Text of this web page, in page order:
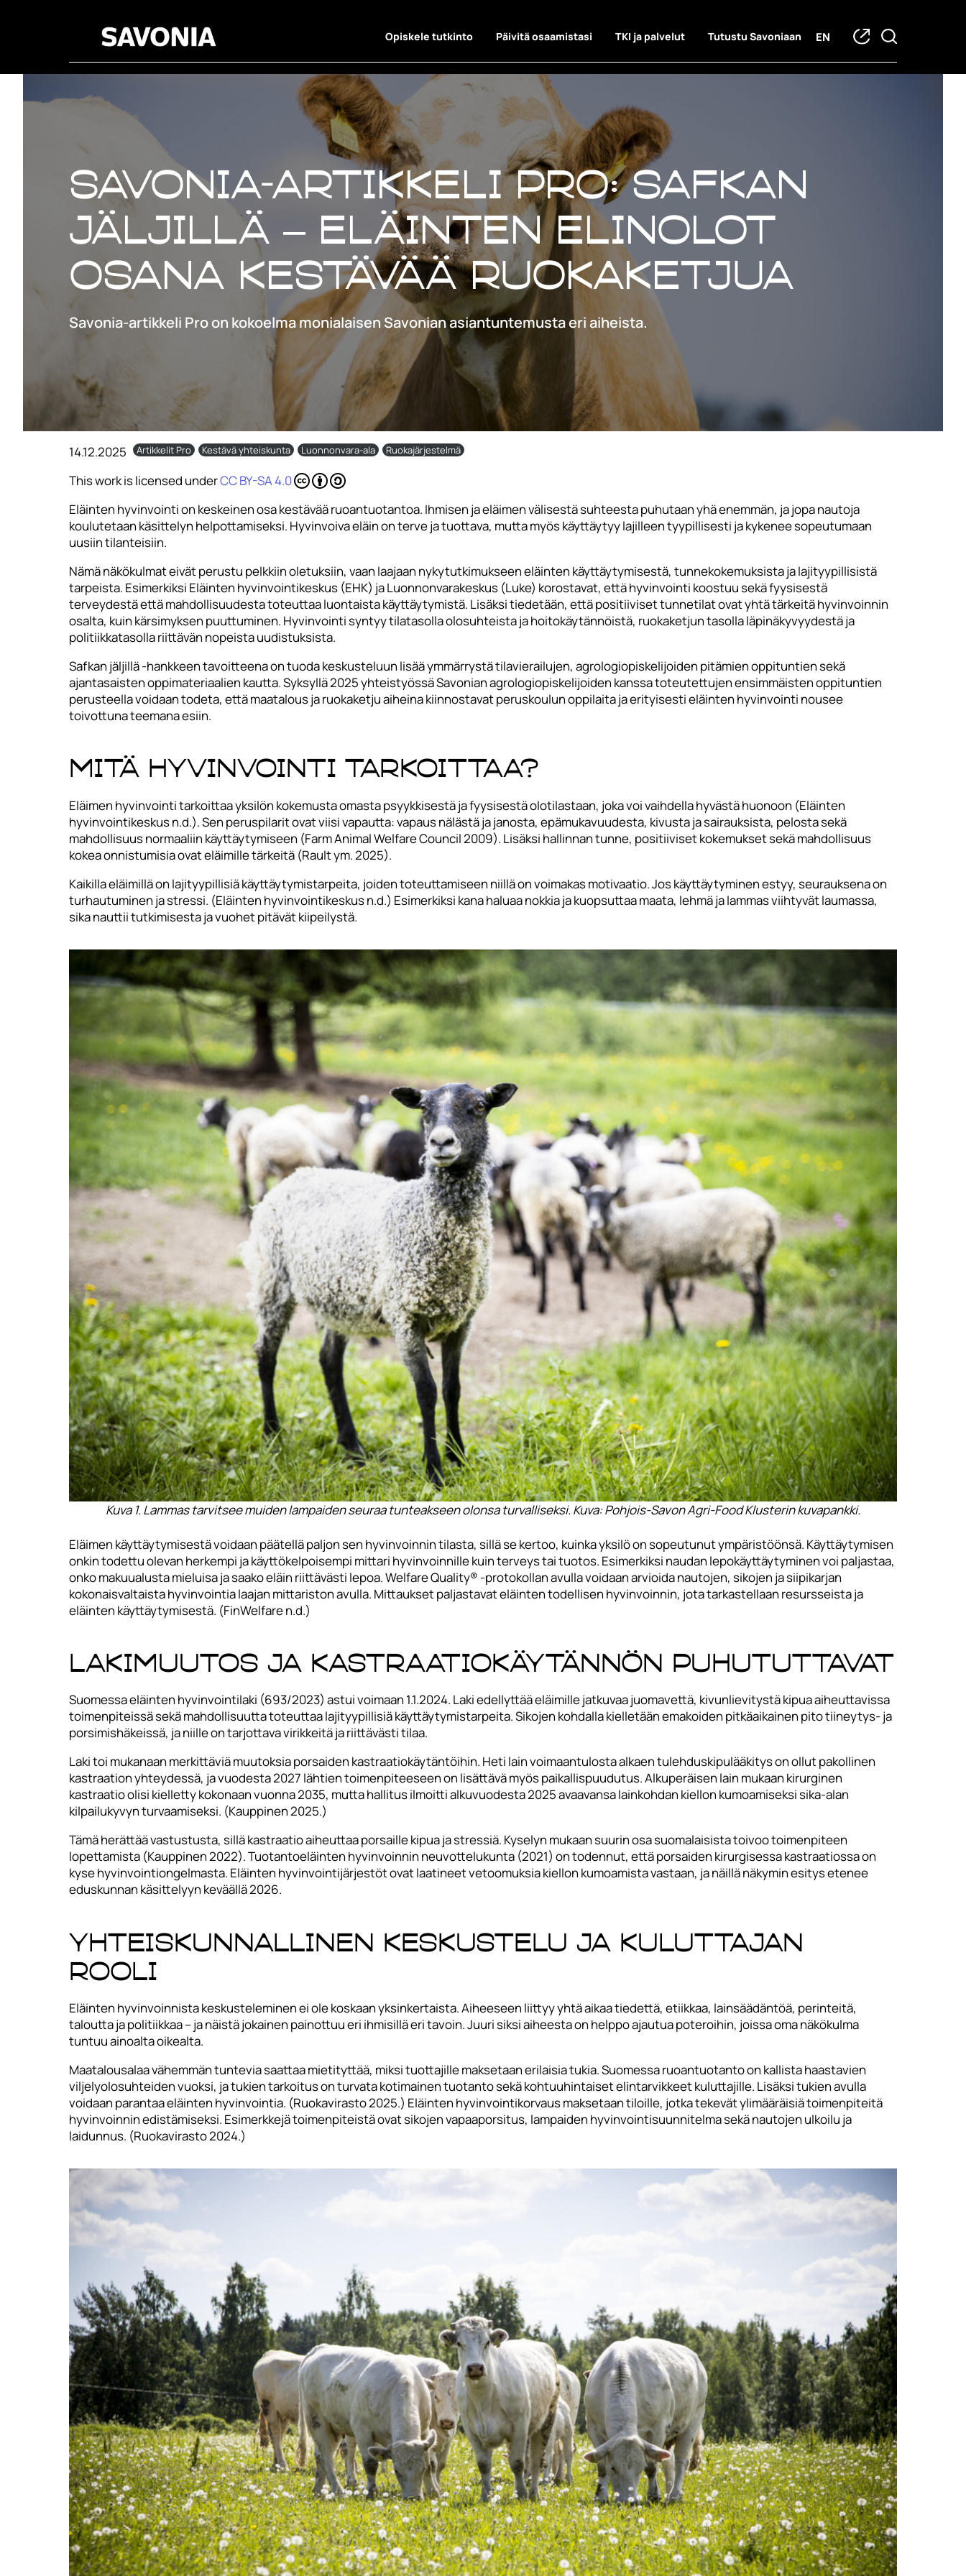
Opiskele tutkinto Päivitä osaamistasi TKI ja palvelut Tutustu Savoniaan EN
Savonia-artikkeli Pro: Safkan
jäljillä – Eläinten elinolot
osana kestävää ruokaketjua
Savonia-artikkeli Pro on kokoelma monialaisen Savonian asiantuntemusta eri aiheista.
14.12.2025 Artikkelit Pro Kestävä yhteiskunta Luonnonvara-ala Ruokajärjestelmä
This work is licensed underCC BY-SA 4.0
Eläinten hyvinvointi on keskeinen osa kestävää ruoantuotantoa. Ihmisen ja eläimen välisestä suhteesta puhutaan yhä enemmän, ja jopa nautoja
koulutetaan käsittelyn helpottamiseksi. Hyvinvoiva eläin on terve ja tuottava, mutta myös käyttäytyy lajilleen tyypillisesti ja kykenee sopeutumaan
uusiin tilanteisiin.
Nämä näkökulmat eivät perustu pelkkiin oletuksiin, vaan laajaan nykytutkimukseen eläinten käyttäytymisestä, tunnekokemuksista ja lajityypillisistä
tarpeista. Esimerkiksi Eläinten hyvinvointikeskus (EHK) ja Luonnonvarakeskus (Luke) korostavat, että hyvinvointi koostuu sekä fyysisestä
terveydestä että mahdollisuudesta toteuttaa luontaista käyttäytymistä. Lisäksi tiedetään, että positiiviset tunnetilat ovat yhtä tärkeitä hyvinvoinnin
osalta, kuin kärsimyksen puuttuminen. Hyvinvointi syntyy tilatasolla olosuhteista ja hoitokäytännöistä, ruokaketjun tasolla läpinäkyvyydestä ja
politiikkatasolla riittävän nopeista uudistuksista.
Safkan jäljillä -hankkeen tavoitteena on tuoda keskusteluun lisää ymmärrystä tilavierailujen, agrologiopiskelijoiden pitämien oppituntien sekä
ajantasaisten oppimateriaalien kautta. Syksyllä 2025 yhteistyössä Savonian agrologiopiskelijoiden kanssa toteutettujen ensimmäisten oppituntien
perusteella voidaan todeta, että maatalous ja ruokaketju aiheina kiinnostavat peruskoulun oppilaita ja erityisesti eläinten hyvinvointi nousee
toivottuna teemana esiin.
Mitä hyvinvointi tarkoittaa?
Eläimen hyvinvointi tarkoittaa yksilön kokemusta omasta psyykkisestä ja fyysisestä olotilastaan, joka voi vaihdella hyvästä huonoon (Eläinten
hyvinvointikeskus n.d.). Sen peruspilarit ovat viisi vapautta: vapaus nälästä ja janosta, epämukavuudesta, kivusta ja sairauksista, pelosta sekä
mahdollisuus normaaliin käyttäytymiseen (Farm Animal Welfare Council 2009). Lisäksi hallinnan tunne, positiiviset kokemukset sekä mahdollisuus
kokea onnistumisia ovat eläimille tärkeitä (Rault ym. 2025).
Kaikilla eläimillä on lajityypillisiä käyttäytymistarpeita, joiden toteuttamiseen niillä on voimakas motivaatio. Jos käyttäytyminen estyy, seurauksena on
turhautuminen ja stressi. (Eläinten hyvinvointikeskus n.d.) Esimerkiksi kana haluaa nokkia ja kuopsuttaa maata, lehmä ja lammas viihtyvät laumassa,
sika nauttii tutkimisesta ja vuohet pitävät kiipeilystä.
Kuva 1. Lammas tarvitsee muiden lampaiden seuraa tunteakseen olonsa turvalliseksi. Kuva: Pohjois-Savon Agri-Food Klusterin kuvapankki.
Eläimen käyttäytymisestä voidaan päätellä paljon sen hyvinvoinnin tilasta, sillä se kertoo, kuinka yksilö on sopeutunut ympäristöönsä. Käyttäytymisen
onkin todettu olevan herkempi ja käyttökelpoisempi mittari hyvinvoinnille kuin terveys tai tuotos. Esimerkiksi naudan lepokäyttäytyminen voi paljastaa,
onko makuualusta mieluisa ja saako eläin riittävästi lepoa. Welfare Quality® -protokollan avulla voidaan arvioida nautojen, sikojen ja siipikarjan
kokonaisvaltaista hyvinvointia laajan mittariston avulla. Mittaukset paljastavat eläinten todellisen hyvinvoinnin, jota tarkastellaan resursseista ja
eläinten käyttäytymisestä. (FinWelfare n.d.)
Lakimuutos ja kastraatiokäytännön puhututtavat
Suomessa eläinten hyvinvointilaki (693/2023) astui voimaan 1.1.2024. Laki edellyttää eläimille jatkuvaa juomavettä, kivunlievitystä kipua aiheuttavissa
toimenpiteissä sekä mahdollisuutta toteuttaa lajityypillisiä käyttäytymistarpeita. Sikojen kohdalla kielletään emakoiden pitkäaikainen pito tiineytys- ja
porsimishäkeissä, ja niille on tarjottava virikkeitä ja riittävästi tilaa.
Laki toi mukanaan merkittäviä muutoksia porsaiden kastraatiokäytäntöihin. Heti lain voimaantulosta alkaen tulehduskipulääkitys on ollut pakollinen
kastraation yhteydessä, ja vuodesta 2027 lähtien toimenpiteeseen on lisättävä myös paikallispuudutus. Alkuperäisen lain mukaan kirurginen
kastraatio olisi kielletty kokonaan vuonna 2035, mutta hallitus ilmoitti alkuvuodesta 2025 avaavansa lainkohdan kiellon kumoamiseksi sika-alan
kilpailukyvyn turvaamiseksi. (Kauppinen 2025.)
Tämä herättää vastustusta, sillä kastraatio aiheuttaa porsaille kipua ja stressiä. Kyselyn mukaan suurin osa suomalaisista toivoo toimenpiteen
lopettamista (Kauppinen 2022). Tuotantoeläinten hyvinvoinnin neuvottelukunta (2021) on todennut, että porsaiden kirurgisessa kastraatiossa on
kyse hyvinvointiongelmasta. Eläinten hyvinvointijärjestöt ovat laatineet vetoomuksia kiellon kumoamista vastaan, ja näillä näkymin esitys etenee
eduskunnan käsittelyyn keväällä 2026.
Yhteiskunnallinen keskustelu ja kuluttajan
rooli
Eläinten hyvinvoinnista keskusteleminen ei ole koskaan yksinkertaista. Aiheeseen liittyy yhtä aikaa tiedettä, etiikkaa, lainsäädäntöä, perinteitä,
taloutta ja politiikkaa – ja näistä jokainen painottuu eri ihmisillä eri tavoin. Juuri siksi aiheesta on helppo ajautua poteroihin, joissa oma näkökulma
tuntuu ainoalta oikealta.
Maatalousalaa vähemmän tuntevia saattaa mietityttää, miksi tuottajille maksetaan erilaisia tukia. Suomessa ruoantuotanto on kallista haastavien
viljelyolosuhteiden vuoksi, ja tukien tarkoitus on turvata kotimainen tuotanto sekä kohtuuhintaiset elintarvikkeet kuluttajille. Lisäksi tukien avulla
voidaan parantaa eläinten hyvinvointia. (Ruokavirasto 2025.) Eläinten hyvinvointikorvaus maksetaan tiloille, jotka tekevät ylimääräisiä toimenpiteitä
hyvinvoinnin edistämiseksi. Esimerkkejä toimenpiteistä ovat sikojen vapaaporsitus, lampaiden hyvinvointisuunnitelma sekä nautojen ulkoilu ja
laidunnus. (Ruokavirasto 2024.)